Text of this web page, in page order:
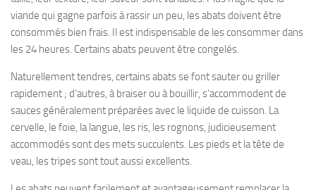
viande qui gagne parfois à rassir un peu, les abats doivent être
consommés bien frais. Il est indispensable de les consommer dans
les 24 heures. Certains abats peuvent être congelés.
Naturellement tendres, certains abats se font sauter ou griller
rapidement ; d’autres, à braiser ou à bouillir, s’accommodent de
sauces généralement préparées avec le liquide de cuisson. La
cervelle, le foie, la langue, les ris, les rognons, judicieusement
accommodés sont des mets succulents. Les pieds et la tête de
veau, les tripes sont tout aussi excellents.